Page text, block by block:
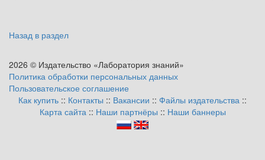
Назад в раздел
2026 © Издательство «Лаборатория знаний»
Политика обработки персональных данных
Пользовательское соглашение
Как купить :: Контакты :: Вакансии :: Файлы издательства ::
Карта сайта:: Наши партнёры :: Наши баннеры